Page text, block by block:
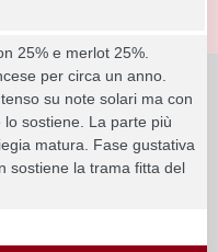
25% e merlot 25%.
per circa un anno.
su note solari ma con
sostiene. La parte più
matura. Fase gustativa
sostiene la trama fitta del